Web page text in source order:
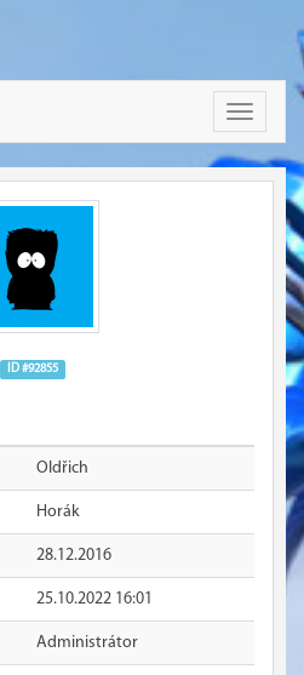
Toggle
ID #92855
Oldřich
Horák
28.12.2016
25.10.2022 16:01
Administrátor